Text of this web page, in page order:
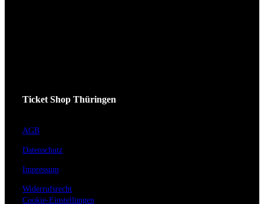
Ticket Shop Thüringen
AGB
Datenschutz
Impressum
Widerrufsrecht
Cookie-Einstellungen